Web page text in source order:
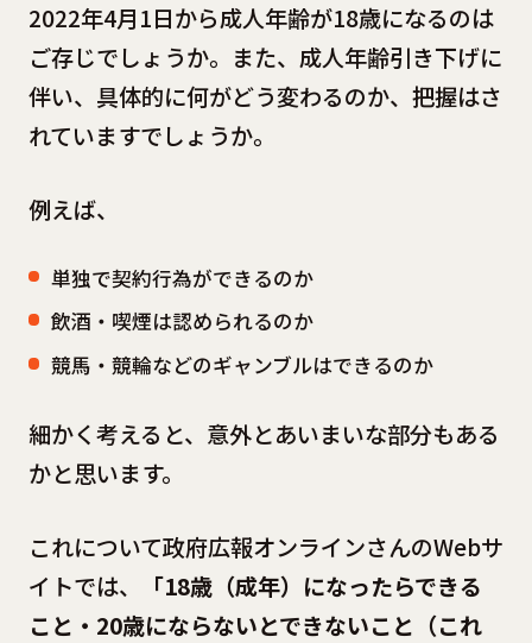
2022年4月1日から成人年齢が18歳になるのは
ご存じでしょうか。また、成人年齢引き下げに
伴い、具体的に何がどう変わるのか、把握はさ
れていますでしょうか。
例えば、
単独で契約行為ができるのか
飲酒・喫煙は認められるのか
競馬・競輪などのギャンブルはできるのか
細かく考えると、意外とあいまいな部分もある
かと思います。
これについて政府広報オンラインさんのWebサ
イトでは、
「18歳（成年）になったらできる
こと・20歳にならないとできないこと（これ